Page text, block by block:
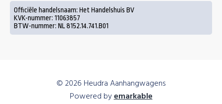
Officiële handelsnaam: Het Handelshuis BV
KVK-nummer: 11063857
BTW-nummer: NL 8152.14.741.B01
© 2026 Heudra Aanhangwagens
Powered byemarkable